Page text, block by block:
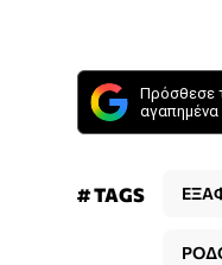
Πρόσθεσε
# TAGS